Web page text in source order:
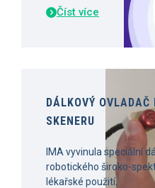
Číst více
DÁLKOVÝ OVLADAČ
SKENERU
IMA vyvinula speciální
robotického široko-
lékařské použití.